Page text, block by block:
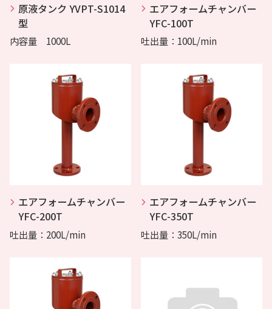
原液タンク YVPT-S1014
型
内容量 1000L
エアフォームチャンバー
YFC-100T
吐出量：100L/min
エアフォームチャンバー
YFC-200T
吐出量：200L/min
エアフォームチャンバー
YFC-350T
吐出量：350L/min